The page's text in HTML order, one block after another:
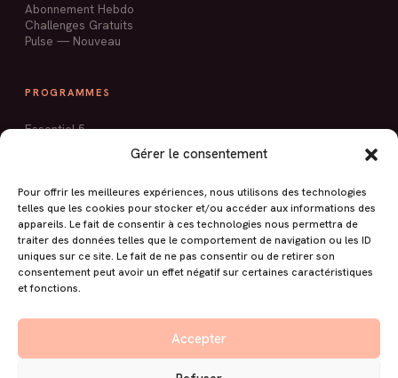
Gérer le consentement
Pour offrir les meilleures expériences, nous utilisons des technologies
telles que les cookies pour stocker et/ou accéder aux informations des
appareils. Le fait de consentir à ces technologies nous permettra de
traiter des données telles que le comportement de navigation ou les ID
uniques sur ce site. Le fait de ne pas consentir ou de retirer son
consentement peut avoir un effet négatif sur certaines caractéristiques
et fonctions.
Accepter
Abonnement Hebdo
Challenges Gratuits
Pulse — Nouveau
PROGRAMMES
Essentiel 5
Stop Mal de Dos
Silhouette Tonique
À PROPOS
Livre Pilates au Mur